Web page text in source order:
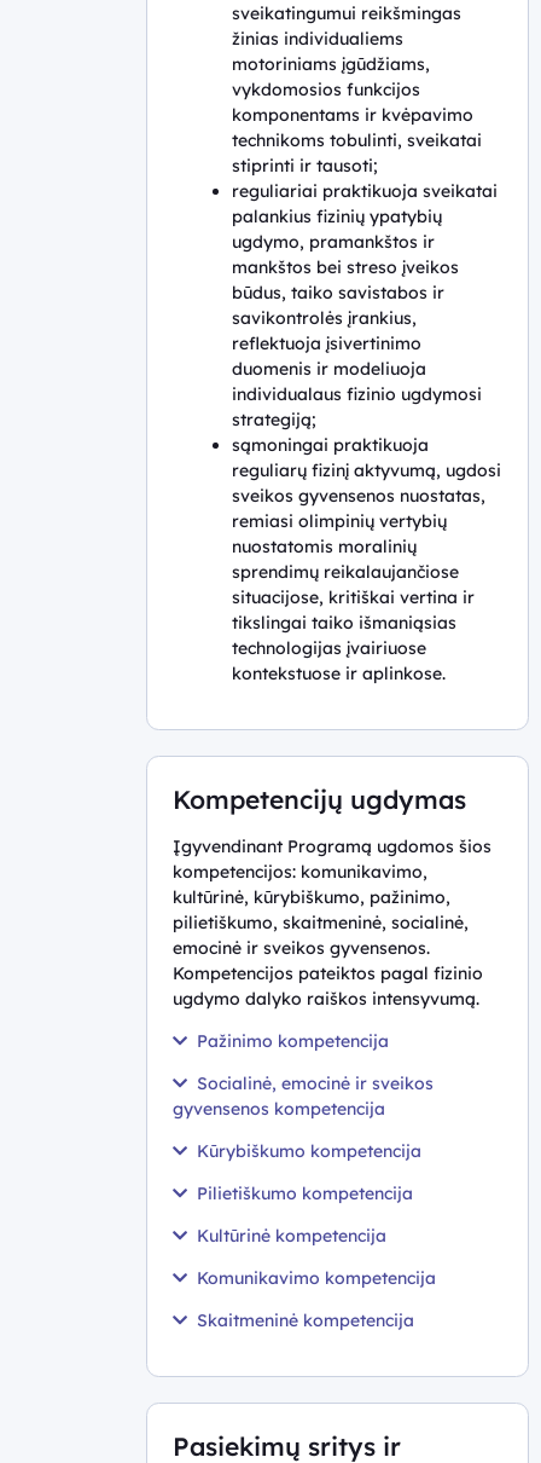
sveikatingumui reikšmingas
žinias individualiems
motoriniams įgūdžiams,
vykdomosios funkcijos
komponentams ir kvėpavimo
technikoms tobulinti, sveikatai
stiprinti ir tausoti;
reguliariai praktikuoja sveikatai
palankius fizinių ypatybių
ugdymo, pramankštos ir
mankštos bei streso įveikos
būdus, taiko savistabos ir
savikontrolės įrankius,
reflektuoja įsivertinimo
duomenis ir modeliuoja
individualaus fizinio ugdymosi
strategiją;
sąmoningai praktikuoja
reguliarų fizinį aktyvumą, ugdosi
sveikos gyvensenos nuostatas,
remiasi olimpinių vertybių
nuostatomis moralinių
sprendimų reikalaujančiose
situacijose, kritiškai vertina ir
tikslingai taiko išmaniąsias
technologijas įvairiuose
kontekstuose ir aplinkose.
Kompetencijų ugdymas
Įgyvendinant Programą ugdomos šios
kompetencijos: komunikavimo,
kultūrinė, kūrybiškumo, pažinimo,
pilietiškumo, skaitmeninė, socialinė,
emocinė ir sveikos gyvensenos.
Kompetencijos pateiktos pagal fizinio
ugdymo dalyko raiškos intensyvumą.
Pažinimo kompetencija
Socialinė, emocinė ir sveikos
gyvensenos kompetencija
Kūrybiškumo kompetencija
Pilietiškumo kompetencija
Kultūrinė kompetencija
Komunikavimo kompetencija
Skaitmeninė kompetencija
Pasiekimų sritys ir